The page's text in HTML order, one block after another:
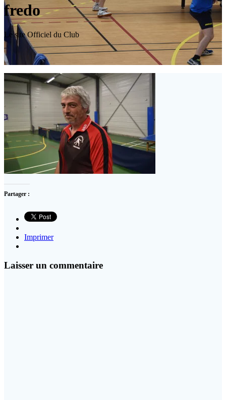
fredo
Le site Officiel du Club
Partager :
Imprimer
Laisser un commentaire